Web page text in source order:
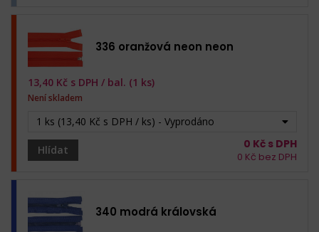
336 oranžová neon neon
1 ks (13,40 Kč s DPH / ks) - Vyprodáno
Hlídat
13,40 Kč s DPH / bal. (1 ks)
Není skladem
0 Kč s DPH
0 Kč bez DPH
340 modrá královská